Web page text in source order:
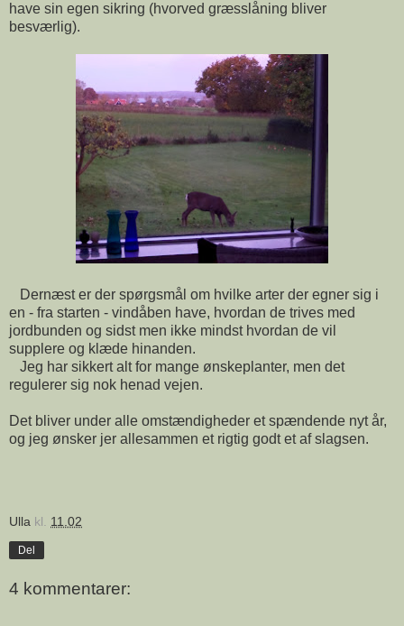
have sin egen sikring (hvorved græsslåning bliver
besværlig).
Dernæst er der spørgsmål om hvilke arter der egner sig i
en - fra starten - vindåben have, hvordan de trives med
jordbunden og sidst men ikke mindst hvordan de vil
supplere og klæde hinanden.
Jeg har sikkert alt for mange ønskeplanter, men det
regulerer sig nok henad vejen.
Det bliver under alle omstændigheder et spændende nyt år,
og jeg ønsker jer allesammen et rigtig godt et af slagsen.
Ulla kl. 11.02
Del
4 kommentarer: